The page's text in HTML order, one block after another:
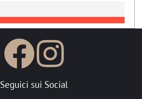
Seguici sui Social